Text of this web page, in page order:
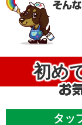
初め
タッ